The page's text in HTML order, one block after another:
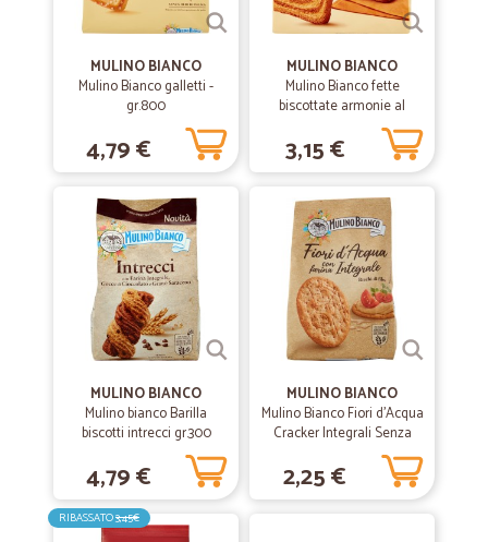
Consegna puntuale. Unico neo: avevo ordinato cinque ricariche spray
di deodorante per ambienti e mi sono arrivate di cinque profumazioni
13/02/2020
Claudio D.
—Patrizio S.
puntuali e precisi
puntuali e precisi
02/09/2019
—Massimiliano G.
Ottimo servizio.
—Izabela S.
MULINO BIANCO
Mulino Bianco galletti -
gr.800
4,79 €
MULINO BIANCO
Mulino Bianco fette
biscottate armonie al
3,15 €
MULINO BIANCO
Mulino bianco Barilla
biscotti intrecci gr.300
4,79 €
MULINO BIANCO
Mulino Bianco Fiori d'Acqua
Cracker Integrali Senza
Lievito Ricchi di Fibre 250g
2,25 €
RIBASSATO3,45€